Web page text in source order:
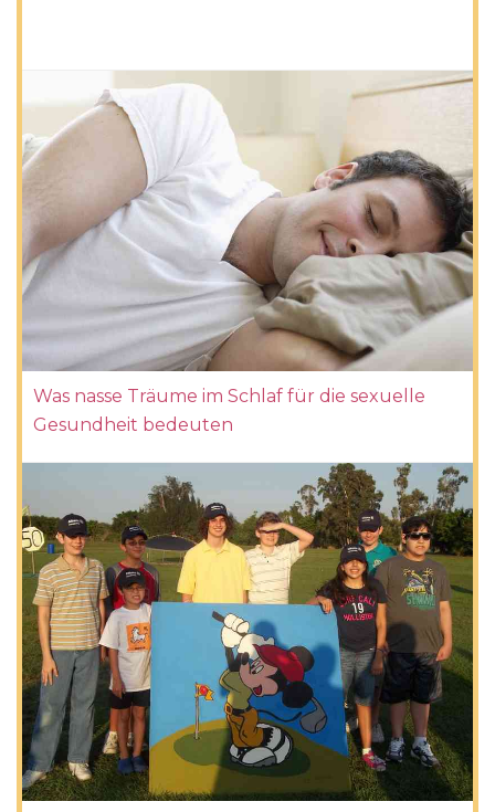
Was nasse Träume im Schlaf für die sexuelle
Gesundheit bedeuten